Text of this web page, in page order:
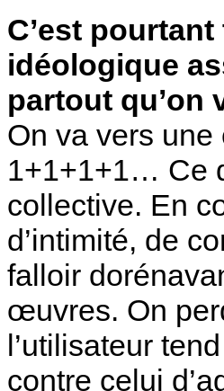
C’est
idéologique
partout qu’on
On va vers une
1+1+1+1… Ce
collective. En
d’intimité, de
falloir
œuvres. On
l’utilisateur
contre celui